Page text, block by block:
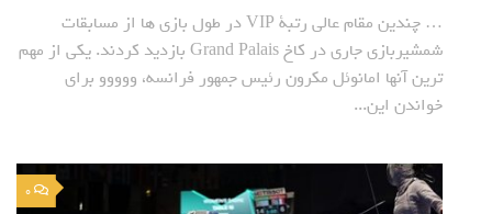
… چندین مقام عالی رتبة VIP در طول بازی ها از مسابقات
شمشیربازی جاری در کاخ Grand Palais بازدید کردند. یکی از مهم
ترین آنها امانوئل مکرون رئیس جمهور فرانسه، ووووو برای
خواندن این...
0